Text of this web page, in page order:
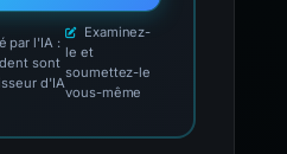
par l'IA :
sont
d'IA
Examinez-
le et
soumettez-le
vous-même